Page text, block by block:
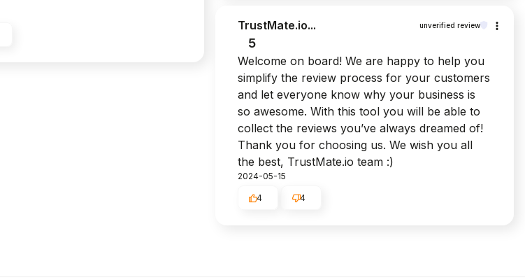
TrustMate.io... unverified review
5
Welcome on board! We are happy to help you
simplify the review process for your customers
and let everyone know why your business is
so awesome. With this tool you will be able to
collect the reviews you’ve always dreamed of!
Thank you for choosing us. We wish you all
the best, TrustMate.io team :)
2024-05-15
4 4